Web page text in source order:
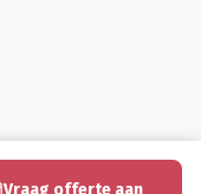
Vraag offerte aan